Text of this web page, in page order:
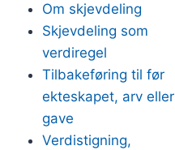
Om skjevdeling
Skjevdeling som
verdiregel
Tilbakeføring til før
ekteskapet, arv eller
gave
Verdistigning,